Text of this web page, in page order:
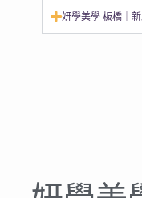
妍學美學 板橋｜